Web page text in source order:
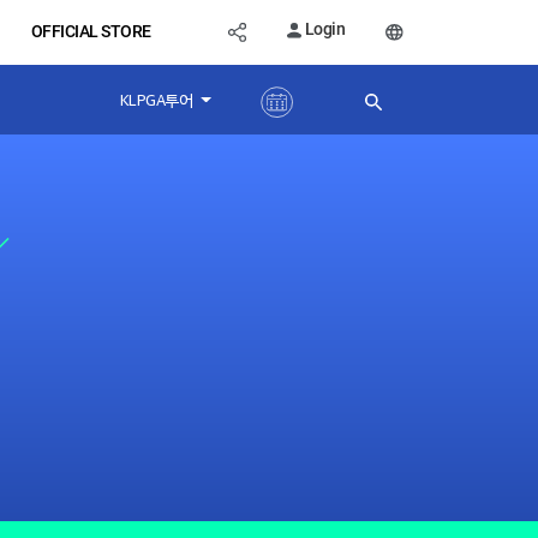
OFFICIAL STORE Login
KLPGA투어